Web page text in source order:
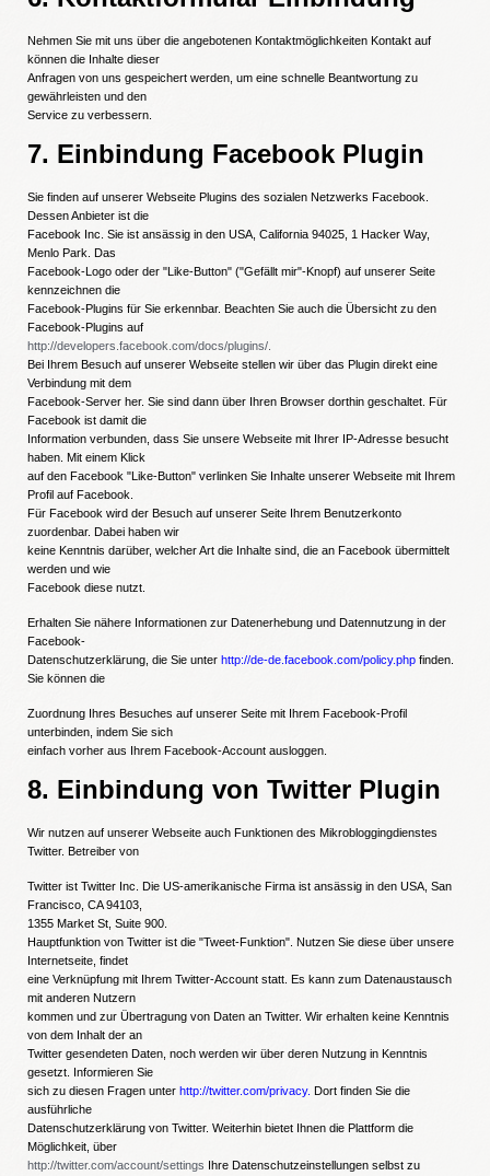
Nehmen Sie mit uns über die angebotenen Kontaktmöglichkeiten Kontakt auf
können die Inhalte dieser
Anfragen von uns gespeichert werden, um eine schnelle Beantwortung zu
gewährleisten und den
Service zu verbessern.
7. Einbindung Facebook Plugin
Sie finden auf unserer Webseite Plugins des sozialen Netzwerks Facebook.
Dessen Anbieter ist die
Facebook Inc. Sie ist ansässig in den USA, California 94025, 1 Hacker Way,
Menlo Park. Das
Facebook-Logo oder der "Like-Button" ("Gefällt mir"-Knopf) auf unserer Seite
kennzeichnen die
Facebook-Plugins für Sie erkennbar. Beachten Sie auch die Übersicht zu den
Facebook-Plugins auf
http://developers.facebook.com/docs/plugins/.
Bei Ihrem Besuch auf unserer Webseite stellen wir über das Plugin direkt eine
Verbindung mit dem
Facebook-Server her. Sie sind dann über Ihren Browser dorthin geschaltet. Für
Facebook ist damit die
Information verbunden, dass Sie unsere Webseite mit Ihrer IP-Adresse besucht
haben. Mit einem Klick
auf den Facebook "Like-Button" verlinken Sie Inhalte unserer Webseite mit Ihrem
Profil auf Facebook.
Für Facebook wird der Besuch auf unserer Seite Ihrem Benutzerkonto
zuordenbar. Dabei haben wir
keine Kenntnis darüber, welcher Art die Inhalte sind, die an Facebook übermittelt
werden und wie
Facebook diese nutzt.
Erhalten Sie nähere Informationen zur Datenerhebung und Datennutzung in der
Facebook-
Datenschutzerklärung, die Sie unter http://de-de.facebook.com/policy.php finden.
Sie können die
Zuordnung Ihres Besuches auf unserer Seite mit Ihrem Facebook-Profil
unterbinden, indem Sie sich
einfach vorher aus Ihrem Facebook-Account ausloggen.
8. Einbindung von Twitter Plugin
Wir nutzen auf unserer Webseite auch Funktionen des Mikrobloggingdienstes
Twitter. Betreiber von
Twitter ist Twitter Inc. Die US-amerikanische Firma ist ansässig in den USA, San
Francisco, CA 94103,
1355 Market St, Suite 900.
Hauptfunktion von Twitter ist die "Tweet-Funktion". Nutzen Sie diese über unsere
Internetseite, findet
eine Verknüpfung mit Ihrem Twitter-Account statt. Es kann zum Datenaustausch
mit anderen Nutzern
kommen und zur Übertragung von Daten an Twitter. Wir erhalten keine Kenntnis
von dem Inhalt der an
Twitter gesendeten Daten, noch werden wir über deren Nutzung in Kenntnis
gesetzt. Informieren Sie
sich zu diesen Fragen unter http://twitter.com/privacy. Dort finden Sie die
ausführliche
Datenschutzerklärung von Twitter. Weiterhin bietet Ihnen die Plattform die
Möglichkeit, über
http://twitter.com/account/settings Ihre Datenschutzeinstellungen selbst zu